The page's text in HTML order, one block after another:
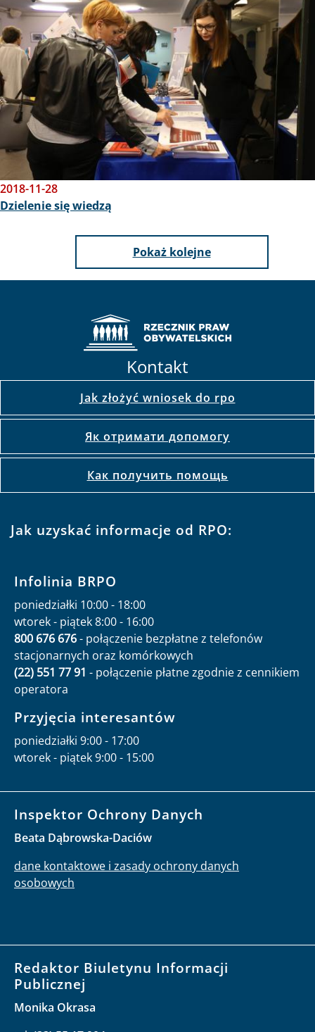
2018-11-28
Dzielenie się wiedzą
Pokaż kolejne
Kontakt
Jak złożyć wniosek do rpo
Як отримати допомогу
Как получить помощь
Jak uzyskać informacje od RPO:
Infolinia BRPO
poniedziałki 10:00 - 18:00
wtorek - piątek 8:00 - 16:00
800 676 676- połączenie bezpłatne z telefonów
stacjonarnych oraz komórkowych
(22) 551 77 91 - połączenie płatne zgodnie z cennikiem
operatora
Przyjęcia interesantów
poniedziałki 9:00 - 17:00
wtorek - piątek 9:00 - 15:00
Inspektor Ochrony Danych
Beata Dąbrowska-Daciów
dane kontaktowe i zasady ochrony danych
osobowych
Redaktor Biuletynu Informacji
Publicznej
Monika Okrasa